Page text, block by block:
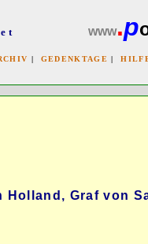
www.p
| GEDENKTAGE |
Holland, Graf von